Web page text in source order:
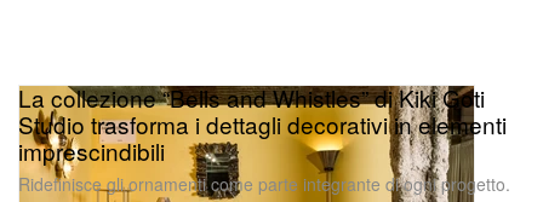
La collezione “Bells and Whistles” di Kiki Goti
Studio trasforma i dettagli decorativi in elementi
imprescindibili
Ridefinisce gli ornamenti come parte integrante di ogni progetto.